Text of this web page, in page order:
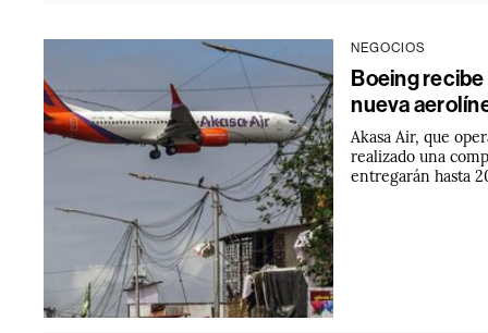
NEGOCIOS
Boeing recibe
nueva
Akasa Air, que
realizado una
entregarán hasta